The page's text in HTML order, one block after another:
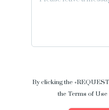
By clicking the
the Terms of